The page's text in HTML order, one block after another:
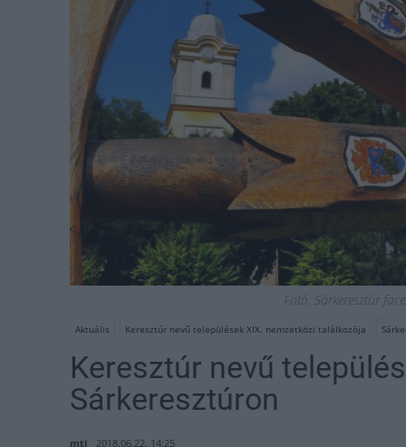
Fotó: Sárkeresztúr
Aktuális Keresztúr nevű települések XIX. nemzetközi találkozója
Keresztúr nevű
Sárkeresztúron
mti 2018.06.22. 14:25